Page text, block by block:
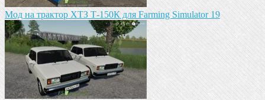
Мод на трактор ХТЗ Т-150К для Farming Simulator 19